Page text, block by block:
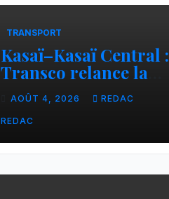
TRANSPORT
Kasaï–Kasaï Central :
Transco relance la
liaison Tshikapa–
Tshiamu pour
faciliter les échanges
AOÛT 4, 2026 REDAC
REDAC